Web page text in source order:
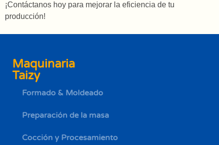
¡Contáctanos hoy para mejorar la eficiencia de tu
producción!
Maquinaria
Taizy
Formado & Moldeado
Preparación de la masa
Cocción y Procesamiento